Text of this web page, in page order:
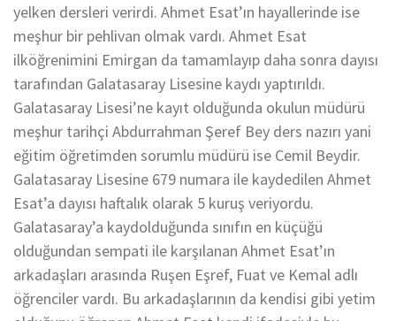
yelken dersleri verirdi. Ahmet Esat’ın hayallerinde ise
meşhur bir pehlivan olmak vardı. Ahmet Esat
ilköğrenimini Emirgan da tamamlayıp daha sonra dayısı
tarafından Galatasaray Lisesine kaydı yaptırıldı.
Galatasaray Lisesi’ne kayıt olduğunda okulun müdürü
meşhur tarihçi Abdurrahman Şeref Bey ders nazırı yani
eğitim öğretimden sorumlu müdürü ise Cemil Beydir.
Galatasaray Lisesine 679 numara ile kaydedilen Ahmet
Esat’a dayısı haftalık olarak 5 kuruş veriyordu.
Galatasaray’a kaydolduğunda sınıfın en küçüğü
olduğundan sempati ile karşılanan Ahmet Esat’ın
arkadaşları arasında Ruşen Eşref, Fuat ve Kemal adlı
öğrenciler vardı. Bu arkadaşlarının da kendisi gibi yetim